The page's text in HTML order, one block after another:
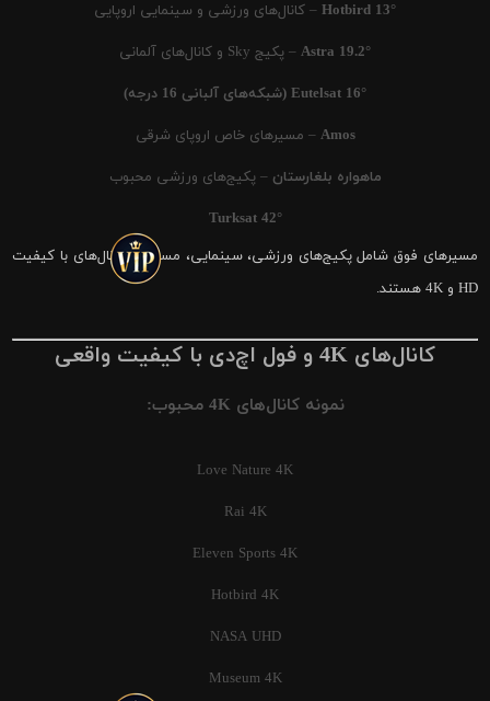
Hotbird 13° – کانال‌های ورزشی و سینمایی اروپایی
Astra 19.2° – پکیج Sky و کانال‌های آلمانی
Eutelsat 16° (شبکه‌های آلبانی 16 درجه)
Amos – مسیرهای خاص اروپای شرقی
ماهواره بلغارستان – پکیج‌های ورزشی محبوب
Turksat 42°
مسیرهای فوق شامل پکیج‌های ورزشی، سینمایی، مستند و کانال‌های با کیفیت
HD و 4K هستند.
کانال‌های 4K و فول اچ‌دی با کیفیت واقعی
نمونه کانال‌های 4K محبوب:
Love Nature 4K
Rai 4K
Eleven Sports 4K
Hotbird 4K
NASA UHD
Museum 4K